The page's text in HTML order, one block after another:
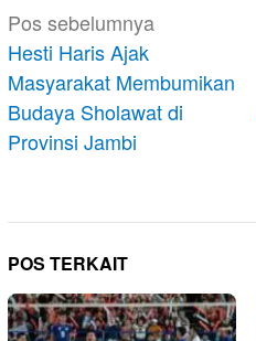
Navigasi
pos
Pos sebelumnya
Hesti Haris Ajak
Masyarakat Membumikan
Budaya Sholawat di
Provinsi Jambi
POS TERKAIT